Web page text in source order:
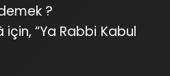
?
“Ya Rabbi Kabul